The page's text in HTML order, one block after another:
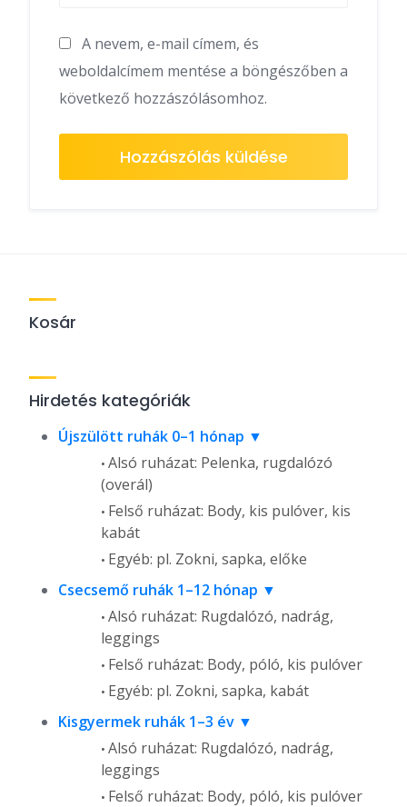
A nevem, e-mail címem, és
weboldalcímem mentése a böngészőben a
következő hozzászólásomhoz.
Kosár
Hirdetés kategóriák
Újszülött ruhák 0–1 hónap
Alsó ruházat: Pelenka, rugdalózó
(overál)
Felső ruházat: Body, kis pulóver, kis
kabát
Egyéb: pl. Zokni, sapka, előke
Csecsemő ruhák 1–12 hónap
Alsó ruházat: Rugdalózó, nadrág,
leggings
Felső ruházat: Body, póló, kis pulóver
Egyéb: pl. Zokni, sapka, kabát
Kisgyermek ruhák 1–3 év
Alsó ruházat: Rugdalózó, nadrág,
leggings
Felső ruházat: Body, póló, kis pulóver